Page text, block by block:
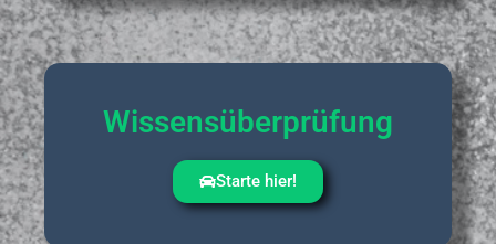
Wissensüberprüfung
Starte hier!